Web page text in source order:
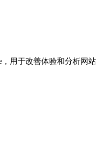
用于改善体验和分析网站